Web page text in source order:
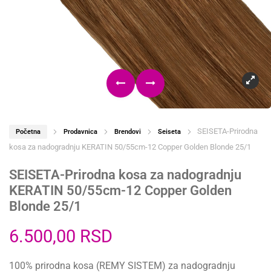
Početna Prodavnica Brendovi Seiseta
SEISETA-Prirodna
kosa za nadogradnju KERATIN 50/55cm-12 Copper Golden Blonde 25/1
SEISETA-Prirodna kosa za nadogradnju
KERATIN 50/55cm-12 Copper Golden
Blonde 25/1
6.500,00 RSD
100% prirodna kosa (REMY SISTEM) za nadogradnju